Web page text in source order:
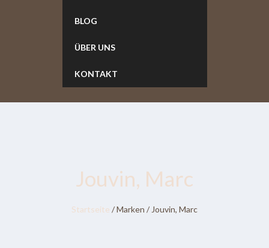
BLOG
ÜBER UNS
KONTAKT
Jouvin, Marc
Startseite / Marken / Jouvin, Marc